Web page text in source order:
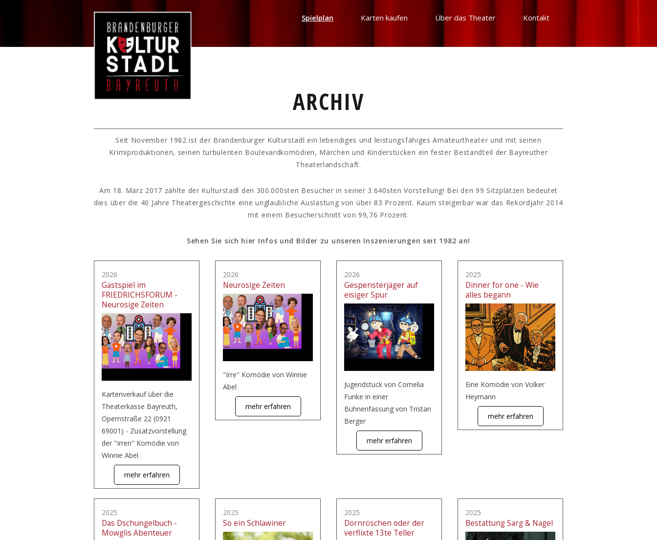
Spielplan Karten kaufen Über das Theater Kontakt
ARCHIV
Seit November 1982 ist der Brandenburger Kulturstadl ein lebendiges und leistungsfähiges Amateurtheater und mit seinen
Krimiproduktionen, seinen turbulenten Boulevardkomödien, Märchen und Kinderstücken ein fester Bestandteil der Bayreuther
Theaterlandschaft.
Am 18. März 2017 zählte der Kulturstadl den 300.000sten Besucher in seiner 3.640sten Vorstellung! Bei den 99 Sitzplätzen bedeutet
dies über die 40 Jahre Theatergeschichte eine unglaubliche Auslastung von über 83 Prozent. Kaum steigerbar war das Rekordjahr 2014
mit einem Besucherschnitt von 99,76 Prozent.
Sehen Sie sich hier Infos und Bilder zu unseren Inszenierungen seit 1982 an!
2026
Gastspiel im
FRIEDRICHSFORUM -
Neurosige Zeiten
Kartenverkauf über die
Theaterkasse Bayreuth,
Opernstraße 22 (0921
69001) - Zusatzvorstellung
der "Irren" Komödie von
Winnie Abel
mehr erfahren
2026
Neurosige Zeiten
"Irre" Komödie von Winnie
Abel
mehr erfahren
2026
Gespensterjäger auf
eisiger Spur
Jugendstück von Cornelia
Funke in einer
Bühnenfassung von Tristan
Berger
mehr erfahren
2025
Dinner for one - Wie
alles begann
Eine Komödie von Volker
Heymann
mehr erfahren
2025
Das Dschungelbuch -
Mowglis Abenteuer
2025
So ein Schlawiner
2025
Dornröschen oder der
verflixte 13te Teller
2025
Bestattung Sarg & Nagel